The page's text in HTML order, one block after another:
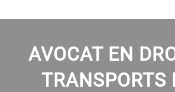
AVOCAT EN
TRANSPORTS